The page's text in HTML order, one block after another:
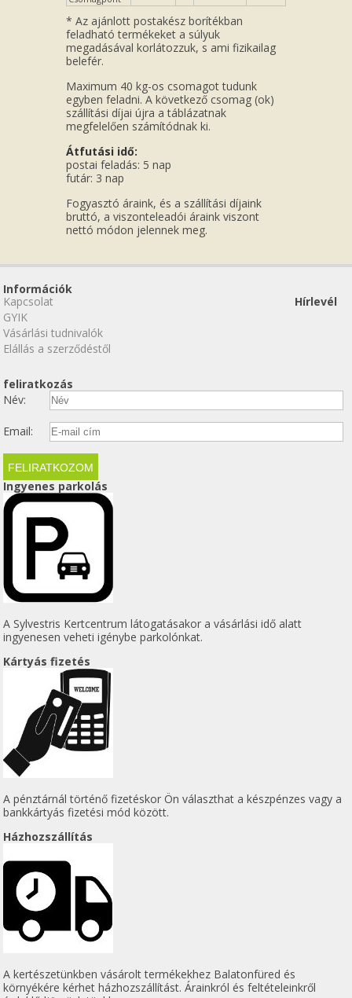
* Az ajánlott postakész borítékban
feladható termékeket a súlyuk
megadásával korlátozzuk, s ami fizikailag
belefér.
Maximum 40 kg-os csomagot tudunk
egyben feladni. A következő csomag (ok)
szállítási díjai újra a táblázatnak
megfelelően számítódnak ki.
Átfutási idő:
postai feladás: 5 nap
futár: 3 nap
Fogyasztó áraink, és a szállítási díjaink
bruttó, a viszonteleadói áraink viszont
nettó módon jelennek meg.
Információk
Kapcsolat
GYIK
Vásárlási tudnivalók
Elállás a szerződéstől
Hírlevél
feliratkozás
Név:
Email:
Ingyenes parkolás
A Sylvestris Kertcentrum látogatásakor a vásárlási idő alatt
ingyenesen veheti igénybe parkolónkat.
Kártyás fizetés
A pénztárnál történő fizetéskor Ön választhat a készpénzes vagy a
bankkártyás fizetési mód között.
Házhozszállítás
A kertészetünkben vásárolt termékekhez Balatonfüred és
környékére kérhet házhozszállítást. Árainkról és feltételeinkről